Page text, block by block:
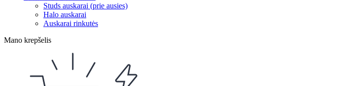
Studs auskarai (prie ausies)
Halo auskarai
Auskarai rinkutės
Mano krepšelis